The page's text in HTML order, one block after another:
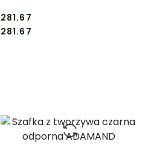
Cena:
281.67
Cena:
281.67